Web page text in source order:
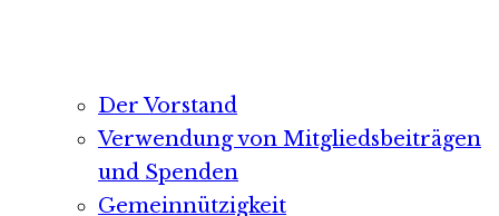
Der Vorstand
Verwendung von Mitgliedsbeiträgen
und Spenden
Gemeinnützigkeit